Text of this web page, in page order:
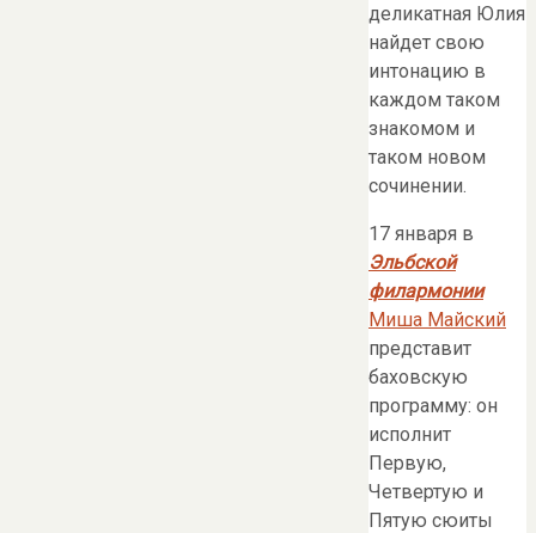
деликатная Юлия
найдет свою
интонацию в
каждом таком
знакомом и
таком новом
сочинении.
17 января в
Эльбской
филармонии
Миша Майский
представит
баховскую
программу: он
исполнит
Первую,
Четвертую и
Пятую сюиты